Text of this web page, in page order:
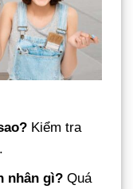
Kiểm tra
nhân gì? Quá